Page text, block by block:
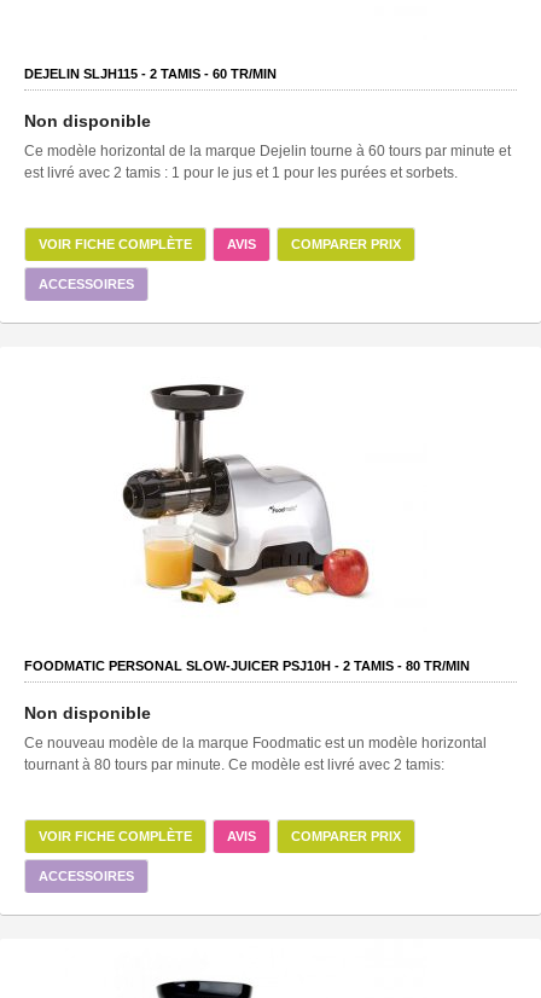
DEJELIN SLJH115 - 2 TAMIS - 60 TR/MIN
Non disponible
Ce modèle horizontal de la marque Dejelin tourne à 60 tours par minute et
est livré avec 2 tamis : 1 pour le jus et 1 pour les purées et sorbets.
VOIR FICHE COMPLÈTE AVIS COMPARER PRIX
ACCESSOIRES
FOODMATIC PERSONAL SLOW-JUICER PSJ10H - 2 TAMIS - 80 TR/MIN
Non disponible
Ce nouveau modèle de la marque Foodmatic est un modèle horizontal
tournant à 80 tours par minute. Ce modèle est livré avec 2 tamis:
VOIR FICHE COMPLÈTE AVIS COMPARER PRIX
ACCESSOIRES